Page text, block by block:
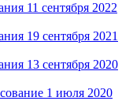
11 сентября 2022
19 сентября 2021
13 сентября 2020
1 июля 2020